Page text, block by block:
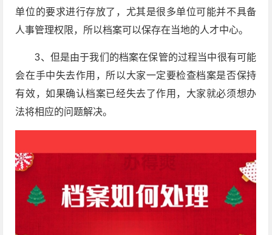
单位的要求进行存放了，尤其是很多单位可能并不具备
人事管理权限，所以档案可以保存在当地的人才中心。
3、但是由于我们的档案在保管的过程当中很有可能
会在手中失去作用，所以大家一定要检查档案是否保持
有效，如果确认档案已经失去了作用，大家就必须想办
法将相应的问题解决。